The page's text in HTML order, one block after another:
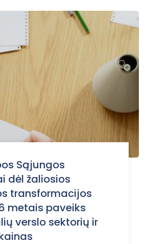
Sąjungos
dėl žaliosios
transformacijos
metais paveiks
verslo sektorių ir